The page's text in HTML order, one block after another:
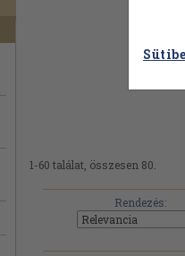
1-60 találat, összesen 80.
Rendezés: